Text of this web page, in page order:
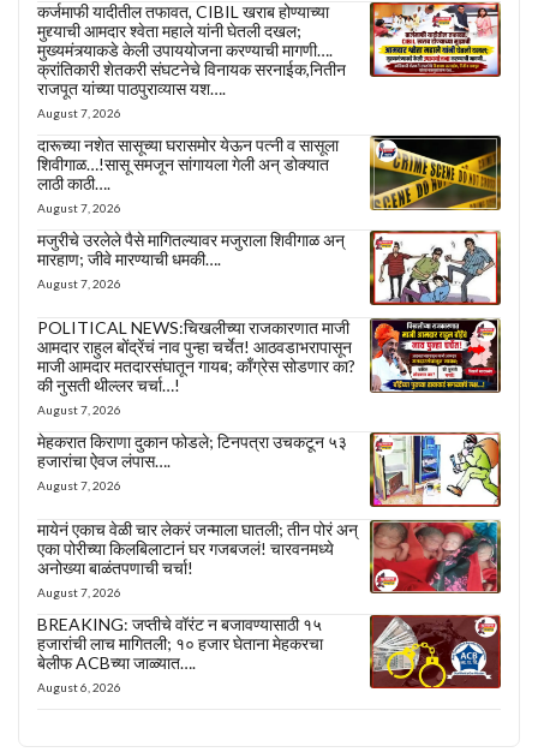
कर्जमाफी यादीतील तफावत, CIBIL खराब होण्याच्या
मुद्द्याची आमदार श्वेता महाले यांनी घेतली दखल;
मुख्यमंत्र्याकडे केली उपाययोजना करण्याची मागणी….
क्रांतिकारी शेतकरी संघटनेचे विनायक सरनाईक,नितीन
राजपूत यांच्या पाठपुराव्यास यश….
August 7, 2026
दारूच्या नशेत सासूच्या घरासमोर येऊन पत्नी व सासूला
शिवीगाळ…!सासू समजून सांगायला गेली अन् डोक्यात
लाठी काठी….
August 7, 2026
मजुरीचे उरलेले पैसे मागितल्यावर मजुराला शिवीगाळ अन्
मारहाण; जीवे मारण्याची धमकी….
August 7, 2026
POLITICAL NEWS:चिखलीच्या राजकारणात माजी
आमदार राहुल बोंद्रेंचं नाव पुन्हा चर्चेत! आठवडाभरापासून
माजी आमदार मतदारसंघातून गायब; काँग्रेस सोडणार का?
की नुसती थील्लर चर्चा…!
August 7, 2026
मेहकरात किराणा दुकान फोडले; टिनपत्रा उचकटून ५३
हजारांचा ऐवज लंपास….
August 7, 2026
मायेनं एकाच वेळी चार लेकरं जन्माला घातली; तीन पोरं अन्
एका पोरीच्या किलबिलाटानं घर गजबजलं! चारवनमध्ये
अनोख्या बाळंतपणाची चर्चा!
August 7, 2026
BREAKING: जप्तीचे वॉरंट न बजावण्यासाठी १५
हजारांची लाच मागितली; १० हजार घेताना मेहकरचा
बेलीफ ACBच्या जाळ्यात….
August 6, 2026